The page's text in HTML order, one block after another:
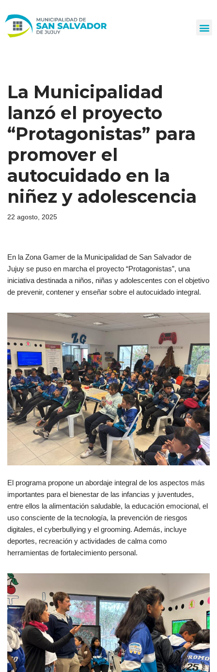
al
La Municipalidad
lanzó el proyecto
“Protagonistas” para
promover el
autocuidado en la
niñez y adolescencia
22 agosto, 2025
En la Zona Gamer de la Municipalidad de San Salvador de
Jujuy se puso en marcha el proyecto “Protagonistas”, una
iniciativa destinada a niños, niñas y adolescentes con el objetivo
de prevenir, contener y enseñar sobre el autocuidado integral.
El programa propone un abordaje integral de los aspectos más
importantes para el bienestar de las infancias y juventudes,
entre ellos la alimentación saludable, la educación emocional, el
uso consciente de la tecnología, la prevención de riesgos
digitales, el cyberbullying y el grooming. Además, incluye
deportes, recreación y actividades de calma como
herramientas de fortalecimiento personal.